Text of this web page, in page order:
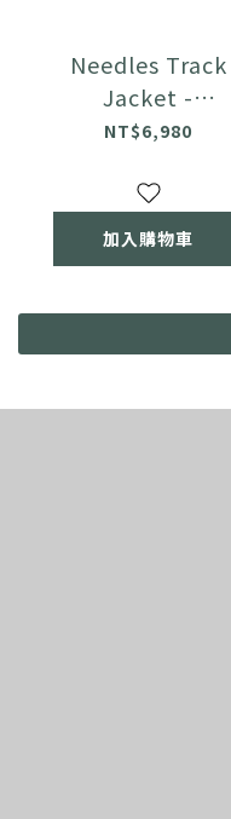
Needles Track
Jacket -
PolySmooth 拉鍊
NT$6,980
加入購物車